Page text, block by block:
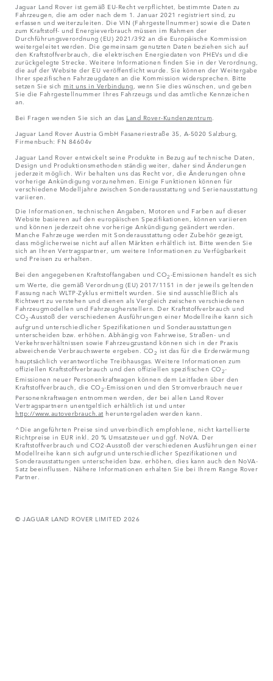
Jaguar Land Rover ist gemäß EU-Recht verpflichtet, bestimmte Daten zu
Fahrzeugen, die am oder nach dem 1. Januar 2021 registriert sind, zu
erfassen und weiterzuleiten. Die VIN (Fahrgestellnummer) sowie die Daten
zum Kraftstoff- und Energieverbrauch müssen im Rahmen der
Durchführungsverordnung (EU) 2021/392 an die Europäische Kommission
weitergeleitet werden. Die gemeinsam genutzten Daten beziehen sich auf
den Kraftstoffverbrauch, die elektrischen Energiedaten von PHEVs und die
zurückgelegte Strecke. Weitere Informationen finden Sie in der Verordnung,
die auf der Website der EU veröffentlicht wurde. Sie können der Weitergabe
Ihrer spezifischen Fahrzeugdaten an die Kommission widersprechen. Bitte
setzen Sie sich mit uns in Verbindung , wenn Sie dies wünschen, und geben
Sie die Fahrgestellnummer Ihres Fahrzeugs und das amtliche Kennzeichen
an.
Bei Fragen wenden Sie sich an das Land Rover-Kundenzentrum
Jaguar Land Rover Austria GmbH Fasaneriestraße 35, A-5020 Salzburg,
Firmenbuch: FN 84604v
Jaguar Land Rover entwickelt seine Produkte in Bezug auf technische Daten,
Design und Produktionsmethoden ständig weiter, daher sind Änderungen
jederzeit möglich. Wir behalten uns das Recht vor, die Änderungen ohne
vorherige Ankündigung vorzunehmen. Einige Funktionen können für
verschiedene Modelljahre zwischen Sonderausstattung und Serienausstattung
variieren.
Die Informationen, technischen Angaben, Motoren und Farben auf dieser
Website basieren auf den europäischen Spezifikationen, können variieren
und können jederzeit ohne vorherige Ankündigung geändert werden.
Manche Fahrzeuge werden mit Sonderausstattung oder Zubehör gezeigt,
dass möglicherweise nicht auf allen Märkten erhältlich ist. Bitte wenden Sie
sich an Ihren Vertragspartner, um weitere Informationen zu Verfügbarkeit
und Preisen zu erhalten.
Bei den angegebenen Kraftstoffangaben und CO2-Emissionen handelt es sich
um Werte, die gemäß Verordnung (EU) 2017/1151 in der jeweils geltenden
Fassung nach WLTP-Zyklus ermittelt wurden. Sie sind ausschließlich als
Richtwert zu verstehen und dienen als Vergleich zwischen verschiedenen
Fahrzeugmodellen und Fahrzeugherstellern. Der Kraftstoffverbrauch und
CO2-Ausstoß der verschiedenen Ausführungen einer Modellreihe kann sich
aufgrund unterschiedlicher Spezifikationen und Sonderausstattungen
unterscheiden bzw. erhöhen. Abhängig von Fahrweise, Straßen- und
Verkehrsverhältnissen sowie Fahrzeugzustand können sich in der Praxis
abweichende Verbrauchswerte ergeben. CO2 ist das für die Erderwärmung
hauptsächlich verantwortliche Treibhausgas. Weitere Informationen zum
offiziellen Kraftstoffverbrauch und den offiziellen spezifischen CO2-
Emissionen neuer Personenkraftwagen können dem Leitfaden über den
Kraftstoffverbrauch, die CO2-Emissionen und den Stromverbrauch neuer
Personenkraftwagen entnommen werden, der bei allen Land Rover
Vertragspartnern unentgeltlich erhältlich ist und unter
http://www.autoverbrauch.at heruntergeladen werden kann.
^Die angeführten Preise sind unverbindlich empfohlene, nicht kartellierte
Richtpreise in EUR inkl. 20 % Umsatzsteuer und ggf. NoVA. Der
Kraftstoffverbrauch und CO2-Ausstoß der verschiedenen Ausführungen einer
Modellreihe kann sich aufgrund unterschiedlicher Spezifikationen und
Sonderausstattungen unterscheiden bzw. erhöhen, dies kann auch den NoVA-
Satz beeinflussen. Nähere Informationen erhalten Sie bei Ihrem Range Rover
Partner.
© JAGUAR LAND ROVER LIMITED 2026